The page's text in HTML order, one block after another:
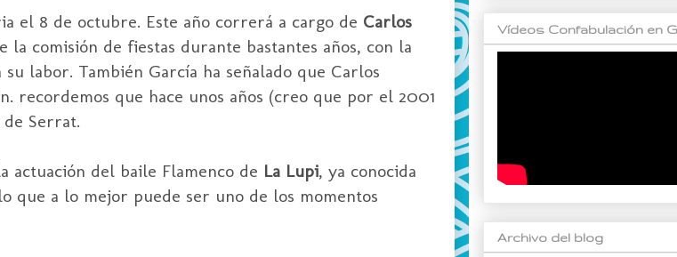
el 8 de octubre. Este año correrá a cargo de Carlos
comisión de fiestas durante bastantes años, con la
labor. También García ha señalado que Carlos
recordemos que hace unos años (creo que por el 2001
Serrat.
actuación del baile Flamenco de La Lupi, ya conocida
que a lo mejor puede ser uno de los momentos
Vídeos Confabulación en
Archivo del blog